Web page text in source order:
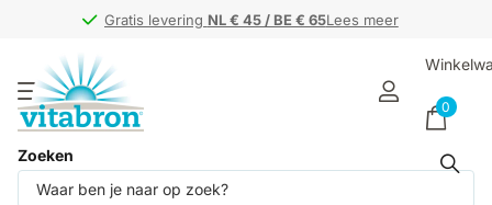
Gratis levering NL € 45 / BE € 65Lees meer
Gratis levering NL € 45 / BE € 65
Zoeken
0
Producten (1)